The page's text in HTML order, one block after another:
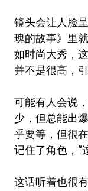
镜头会让人脸
瑰的故事》里
如时尚大秀，
并不是很高，
可能有人会说
少，但总能出
乎要等，但很
记住了角色，“
这话听着也很